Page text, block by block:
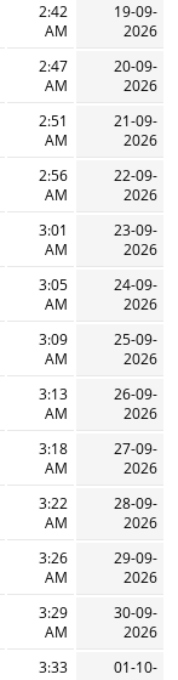
19-09-
2026
2:42
AM
20-09-
2026
2:47
AM
21-09-
2026
2:51
AM
22-09-
2026
2:56
AM
23-09-
2026
3:01
AM
24-09-
2026
3:05
AM
25-09-
2026
3:09
AM
26-09-
2026
3:13
AM
27-09-
2026
3:18
AM
28-09-
2026
3:22
AM
29-09-
2026
3:26
AM
30-09-
2026
3:29
AM
01-10-
3:33